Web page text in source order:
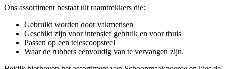
Ons assortiment bestaat uit raamtrekkers die:
Gebruikt worden door vakmensen
Geschikt zijn voor intensief gebruik en voor thuis
Passen op een telescoopsteel
Waar de rubbers eenvoudig van te vervangen zijn.